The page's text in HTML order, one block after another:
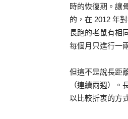
時的恢復期。讓
的，在 2012 年
長跑的老鼠有相
每個月只進行一
但這不是說長距
（連續兩週）
以比較折衷的方